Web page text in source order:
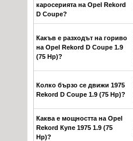
каросерията на Opel Rekord
D Coupe?
Какъв е разходът на гориво
на Opel Rekord D Coupe 1.9
(75 Hp)?
Колко бързо се движи 1975
Rekord D Coupe 1.9 (75 Hp)?
Каква е мощността на Opel
Rekord Купе 1975 1.9 (75
Hp)?